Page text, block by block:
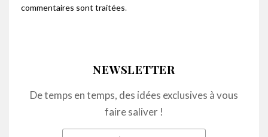
commentaires sont traitées.
NEWSLETTER
De temps en temps, des idées exclusives à vous
faire saliver !